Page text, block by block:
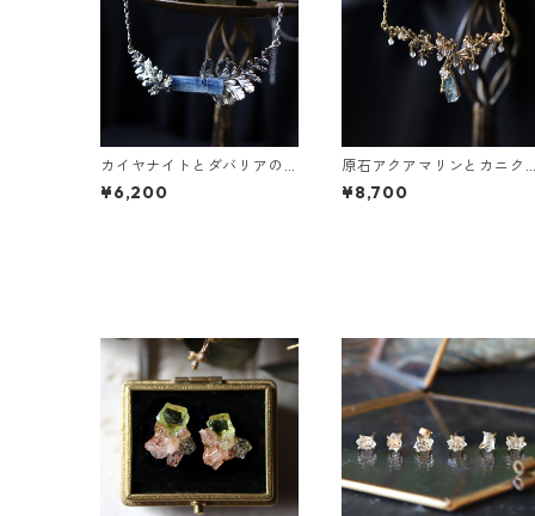
カイヤナイトとダバリアの
ネックレス
¥6,200
原石アクアマリンとカニク
サの葉の雫ネックレス
¥8,700